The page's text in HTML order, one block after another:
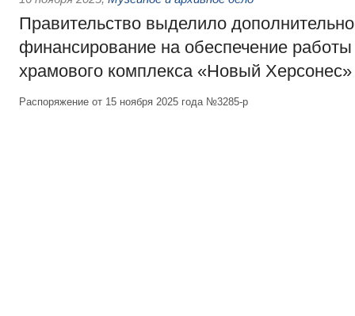
Правительство выделило
финансирование на обеспечение
храмового комплекса «Новый Херсонес»
Распоряжение от 15 ноября 2025 года №3285-р